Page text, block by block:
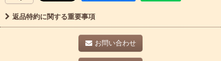
返品特約に関する重要事項
お問い合わせ